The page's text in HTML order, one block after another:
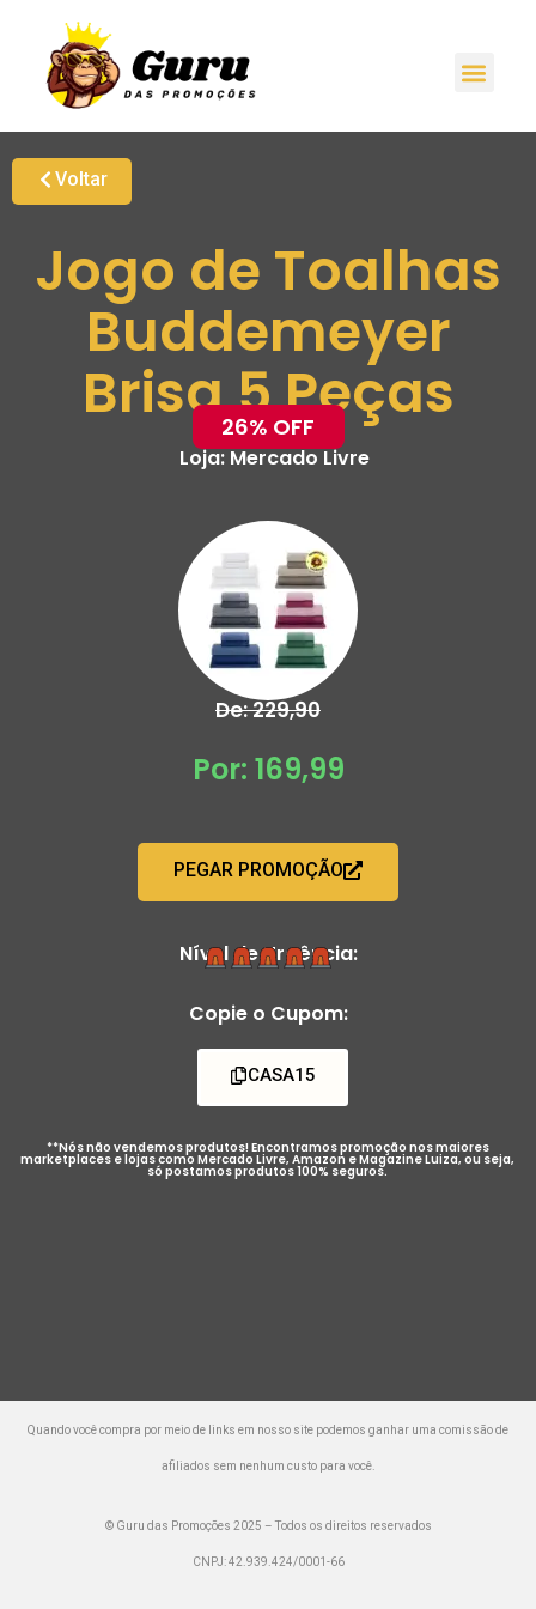
Voltar
Jogo de Toalhas
Buddemeyer
Brisa 5 Peças
26% OFF
Loja:Mercado Livre
De: 229,90
Por: 169,99
PEGAR PROMOÇÃO
Nível de Urgência:
Copie o Cupom:
CASA15
**Nós não vendemos produtos! Encontramos promoção nos maiores
marketplaces e lojas como Mercado Livre, Amazon e Magazine Luiza, ou seja,
só postamos produtos 100% seguros.
Quando você compra por meio de links em nosso site podemos ganhar uma comissão de
afiliados sem nenhum custo para você.
© Guru das Promoções 2025 – Todos os direitos reservados
CNPJ: 42.939.424/0001-66